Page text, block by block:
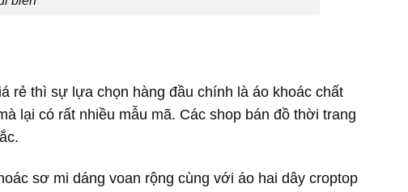
rẻ thì sự lựa chọn hàng đầu chính là áo khoác chất
lại có rất nhiều mẫu mã. Các shop bán đồ thời trang
sơ mi dáng voan rộng cùng với áo hai dây croptop